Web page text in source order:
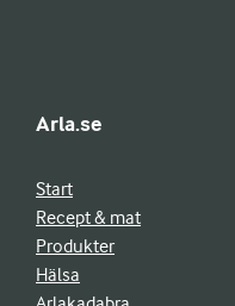
Arla.se
Start
Recept & mat
Produkter
Hälsa